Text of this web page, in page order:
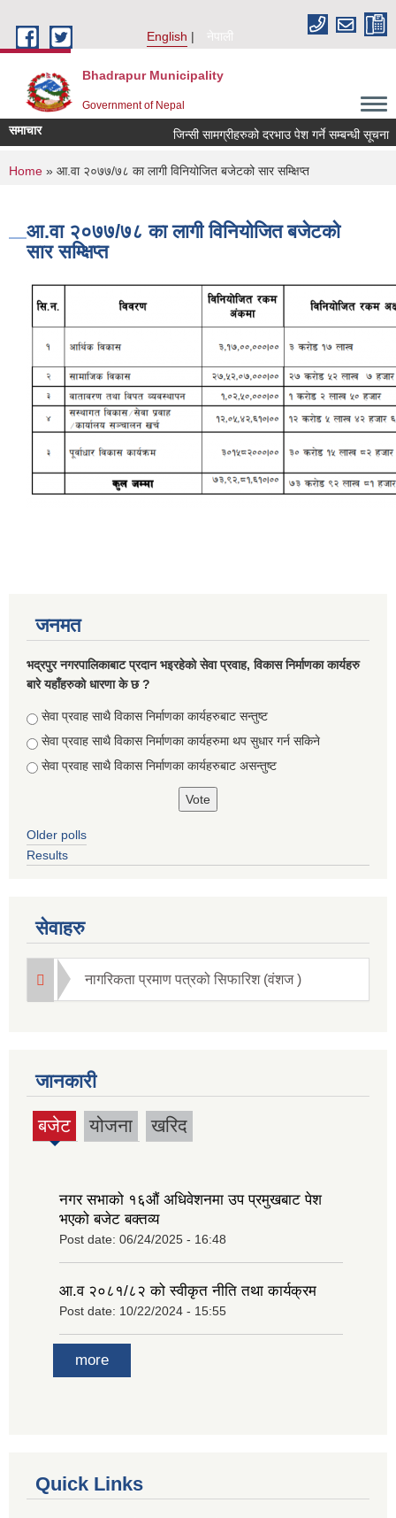
English
नेपाली
Bhadrapur Municipality
Government of Nepal
समाचार जिन्सी सामग्रीहरुको दरभाउ पेश गर्ने सम्बन्धी सूचना
You are here
Home » आ.वा २०७७/७८ का लागी विनियोजित बजेटको सार सम्क्षिप्त
आ.वा २०७७/७८ का लागी विनियोजित बजेटको
सार सम्क्षिप्त
जनमत
भद्रपुर नगरपालिकाबाट प्रदान भइरहेको सेवा प्रवाह, विकास निर्माणका कार्यहरु
बारे यहाँहरुको धारणा के छ ?
Choices
सेवा प्रवाह साथै विकास निर्माणका कार्यहरुबाट सन्तुष्ट
सेवा प्रवाह साथै विकास निर्माणका कार्यहरुमा थप सुधार गर्न सकिने
सेवा प्रवाह साथै विकास निर्माणका कार्यहरुबाट असन्तुष्ट
Older polls
Results
सेवाहरु
नागरिकता प्रमाण पत्रको सिफारिश (वंशज )
जानकारी
बजेट
(active
योजना खरिद
नगर सभाको १६‍औं अधिवेशनमा उप प्रमुखबाट पेश
भएको बजेट बक्तव्य
Post date: 06/24/2025 - 16:48
आ.व २०८१/८२ को स्वीकृत नीति तथा कार्यक्रम
Post date: 10/22/2024 - 15:55
more
Quick Links